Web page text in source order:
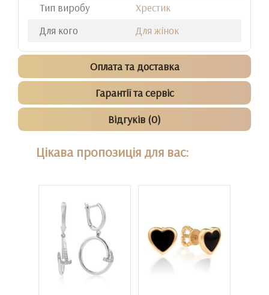
Тип виробу
Хрестик
Для кого
Для жінок
Оплата та доставка
Гарантії та сервіс
Відгуків (0)
Цікава пропозиція для вас: